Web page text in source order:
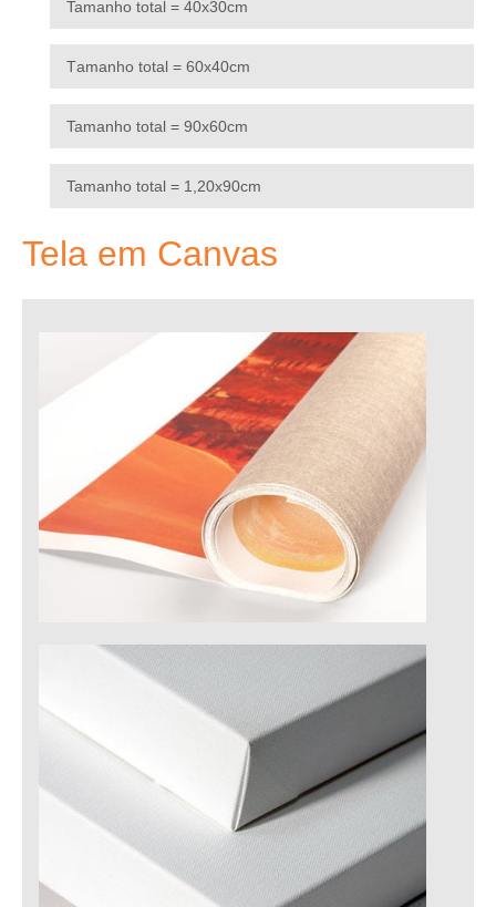
Tamanho total = 40x30cm
Tamanho total = 60x40cm
Tamanho total = 90x60cm
Tamanho total = 1,20x90cm
Tela em Canvas